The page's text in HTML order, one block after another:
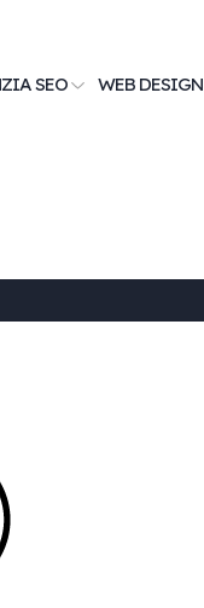
SEO WEB DESIGN